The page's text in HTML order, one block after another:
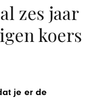
zes jaar
koers
je er de